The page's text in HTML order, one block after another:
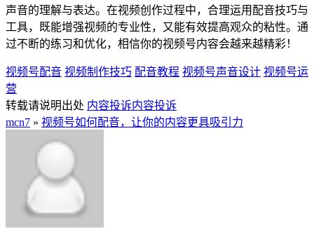
声音的理解与表达。在视频创作过程中，合理运用配音技巧与
工具，既能增强视频的专业性，又能有效提高观众的粘性。通
过不断的练习和优化，相信你的视频号内容会越来越精彩！
视频号配音 视频制作技巧 配音教程 视频号声音设计 视频号运
营
转载请说明出处 内容投诉内容投诉
mcn7 » 视频号如何配音，让你的内容更具吸引力